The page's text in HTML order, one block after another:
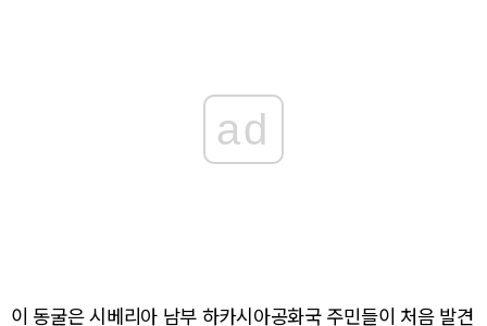
ad
이 동굴은 시베리아 남부 하카시아공화국 주민들이 처음 발견